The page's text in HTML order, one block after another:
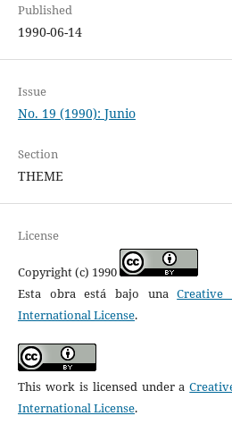
Published
1990-06-14
Issue
No. 19 (1990): Junio
Section
THEME
License
Copyright (c) 1990
Esta obra está bajo unaCreative
International License.
This work is licensed under a
International License.